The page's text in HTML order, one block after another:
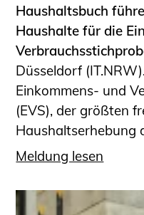
Haushaltsbuch
Haushalte für die
Düsseldorf
Einkommens- und
(EVS), der größten
Haushaltserhebung
Meldung lesen